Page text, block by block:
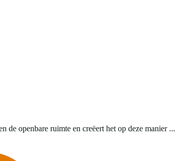
openbare ruimte en creëert het op deze manier ...